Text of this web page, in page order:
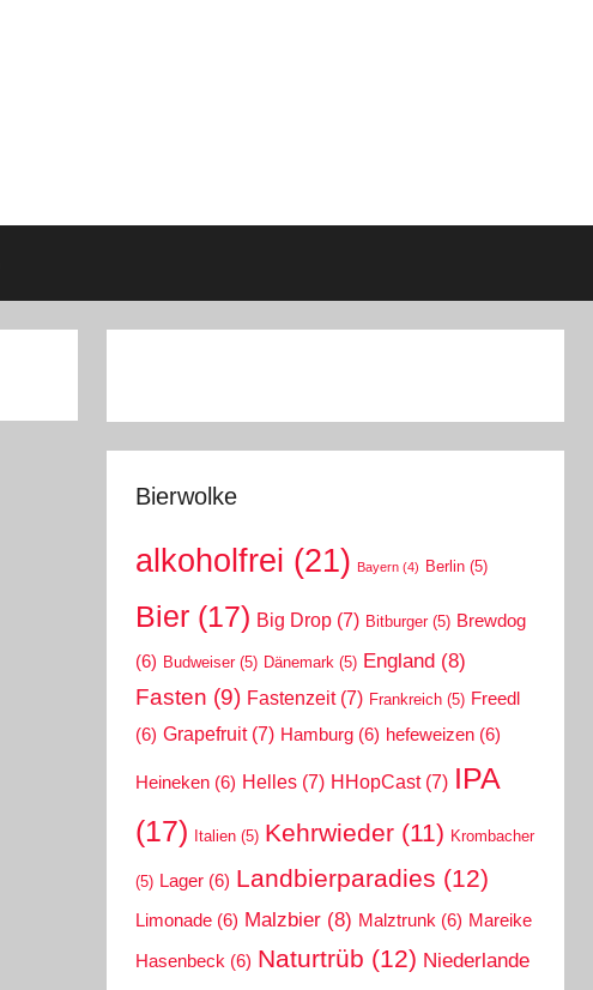
Bierwolke
alkoholfrei (21) Bayern (4) Berlin (5)
Bier (17) Big Drop (7) Bitburger(5) Brewdog
(6) Budweiser(5) Dänemark (5) England (8)
Fasten (9) Fastenzeit(7) Frankreich (5) Freedl
(6) Grapefruit(7) Hamburg (6) hefeweizen (6)
Heineken (6) Helles (7) HHopCast(7) IPA
(17) Italien (5) Kehrwieder (11) Krombacher
(5) Lager (6) Landbierparadies (12)
Limonade (6) Malzbier (8) Malztrunk (6) Mareike
Hasenbeck (6) Naturtrüb (12) Niederlande